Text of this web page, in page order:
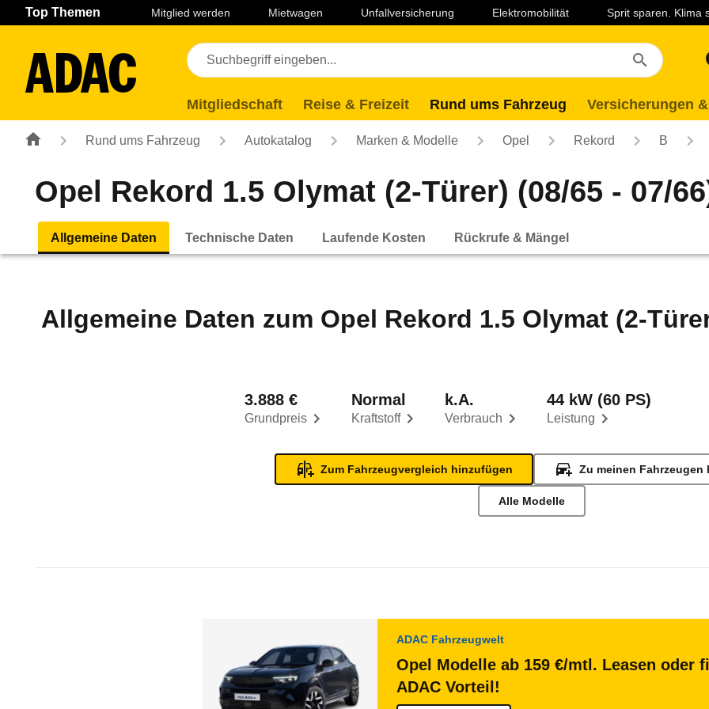
Navigation Seiteninhalt Fußzeile
Top Themen Mitglied werden Mietwagen Unfallversicherung Elektromobilität Sprit sparen. Klima
Mitgliedschaft Reise & Freizeit Rund ums Fahrzeug Versicherungen
Rund ums Fahrzeug Autokatalog Marken & Modelle Opel Rekord B
Opel Rekord 1.5 Olymat (2-Türer) (08/65 - 07/
Allgemeine Daten Technische Daten Laufende Kosten Rückrufe & Mängel
Allgemeine Daten zum Opel Rekord 1.5 Olymat (2-
Grundpreis
3.888 €
Kraftstoff
Normal
Verbrauch
k.A.
Leistung
44 kW (60 PS)
Zum Fahrzeugvergleich hinzufügen Zu meinen Fahrzeugen
Alle Modelle
ADAC Fahrzeugwelt
Opel Modelle ab 159 €/mtl. Leasen oder
ADAC Vorteil!